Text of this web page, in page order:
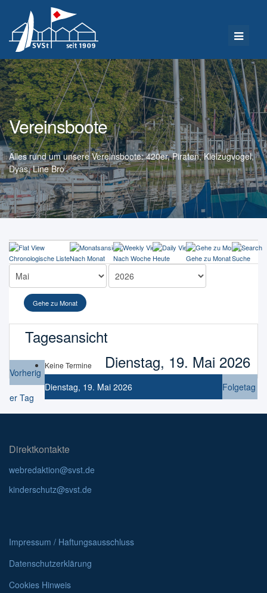
Vereinsboote
Alles rund um unsere Vereinsboote: 420er, Piraten, Kielzugvogel,
Dyas, Line Bro
Chronologische ListeNach Monat Nach Woche Heute Gehe zu MonatSuche
Gehe zu Monat
Tagesansicht
Dienstag, 19. Mai 2026
Vorherig
er Tag
Dienstag, 19. Mai 2026 Folgetag
Keine Termine
Direktkontakte
webredaktion@svst.de
kinderschutz@svst.de
Impressum / Haftungsausschluss
Datenschutzerklärung
Cookies Hinweis